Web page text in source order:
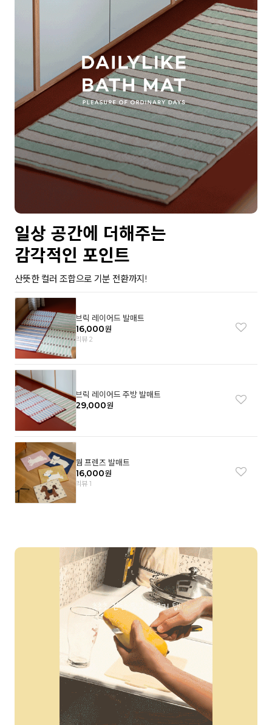
일상 공간에 더해주는
감각적인 포인트
산뜻한 컬러 조합으로 기분 전환까지!
브릭 레이어드 발매트
16,000원
리뷰 2
브릭 레이어드 주방 발매트
29,000원
웜 프렌즈 발매트
16,000원
리뷰 1